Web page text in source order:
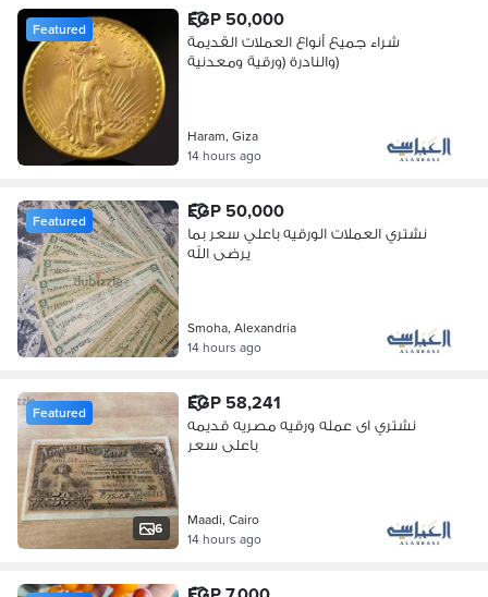
Featured EGP 50,000
شراء جميع أنواع العملات القديمة
والنادرة (ورقية ومعدنية)
Haram, Giza
14 hours ago
Featured EGP 50,000
نشتري العملات الورقيه باعلي سعر بما
يرضى الله
Smoha, Alexandria
14 hours ago
6
Featured EGP 58,241
نشتري اى عمله ورقيه مصريه قديمه
باعلى سعر
Maadi, Cairo
14 hours ago